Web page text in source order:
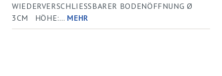
WIEDERVERSCHLIESSBARER BODENÖFFNUNG Ø
3CM HÖHE:… MEHR